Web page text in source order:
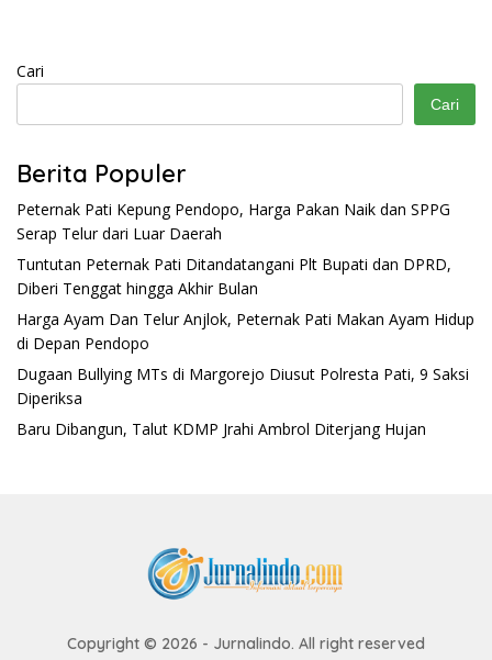
Cari
Cari
Berita Populer
Peternak Pati Kepung Pendopo, Harga Pakan Naik dan SPPG
Serap Telur dari Luar Daerah
Tuntutan Peternak Pati Ditandatangani Plt Bupati dan DPRD,
Diberi Tenggat hingga Akhir Bulan
Harga Ayam Dan Telur Anjlok, Peternak Pati Makan Ayam Hidup
di Depan Pendopo
Dugaan Bullying MTs di Margorejo Diusut Polresta Pati, 9 Saksi
Diperiksa
Baru Dibangun, Talut KDMP Jrahi Ambrol Diterjang Hujan
Copyright © 2026 - Jurnalindo. All right reserved